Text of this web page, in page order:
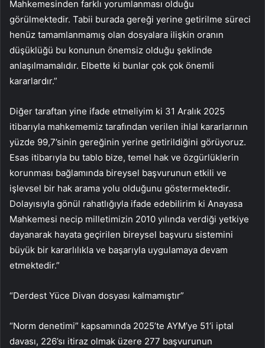
Mahkemesinden farklı yorumlanması olduğu
görülmektedir. Tabii burada gereği yerine getirilme süreci
henüz tamamlanmamış olan dosyalara ilişkin oranın
düşüklüğü bu konunun önemsiz olduğu şeklinde
anlaşılmamalıdır. Elbette ki bunlar çok çok önemli
kararlardır.”
Diğer taraftan yine ifade etmeliyim ki 31 Aralık 2025
itibarıyla mahkememiz tarafından verilen ihlal kararlarının
yüzde 99,7’sinin gereğinin yerine getirildiğini görüyoruz.
Esas itibarıyla bu tablo bize, temel hak ve özgürlüklerin
korunması bağlamında bireysel başvurunun etkili ve
işlevsel bir hak arama yolu olduğunu göstermektedir.
Dolayısıyla gönül rahatlığıyla ifade edebilirim ki Anayasa
Mahkemesi necip milletimizin 2010 yılında verdiği yetkiye
dayanarak hayata geçirilen bireysel başvuru sistemini
büyük bir kararlılıkla ve başarıyla uygulamaya devam
etmektedir.”
“Derdest Yüce Divan dosyası kalmamıştır”
“Norm denetimi” kapsamında 2025’te AYM’ye 51’i iptal
davası, 226’sı itiraz olmak üzere 277 başvurunun